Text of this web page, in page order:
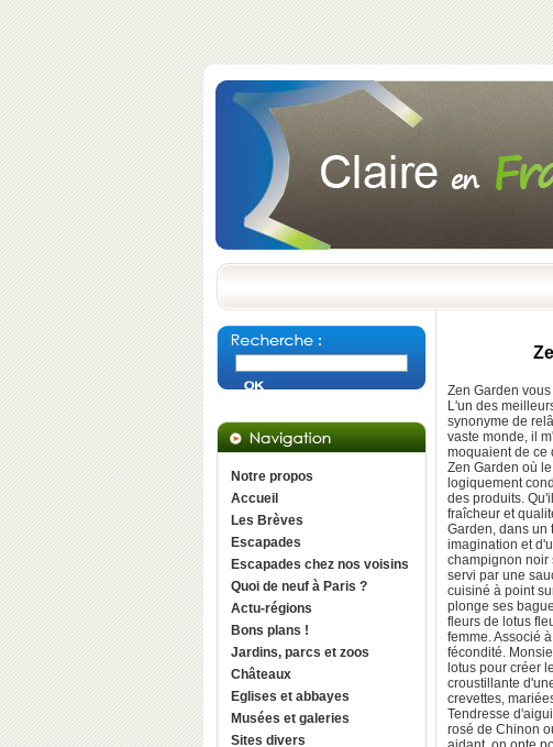
Notre propos
Accueil
Les Brèves
Escapades
Escapades chez nos voisins
Quoi de neuf à Paris ?
Actu-régions
Bons plans !
Jardins, parcs et zoos
Châteaux
Eglises et abbayes
Musées et galeries
Sites divers
Zen Garden
L'un des
synonyme de
vaste monde, il
moquaient de ce
Zen Garden où
logiquement
des produits.
fraîcheur et
Garden, dans un
imagination et
champignon noir
servi par une
cuisiné à point
plonge ses
fleurs de lotus
femme. Associé
fécondité.
lotus pour créer
croustillante
crevettes,
Tendresse
rosé de Chinon